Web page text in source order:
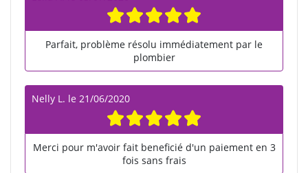
Parfait, problème résolu immédiatement par le
plombier
Nelly L. le 21/06/2020
Merci pour m'avoir fait beneficié d'un paiement en 3
fois sans frais